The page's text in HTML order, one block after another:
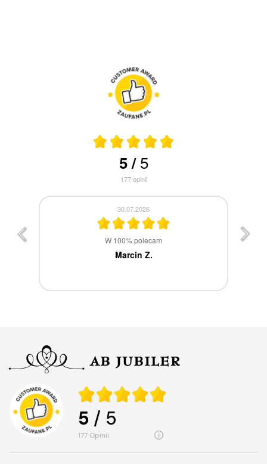
5/5
177opinii
30.07.2026
W 100% polecam
Marcin Z.
5 / 5
177 opinii